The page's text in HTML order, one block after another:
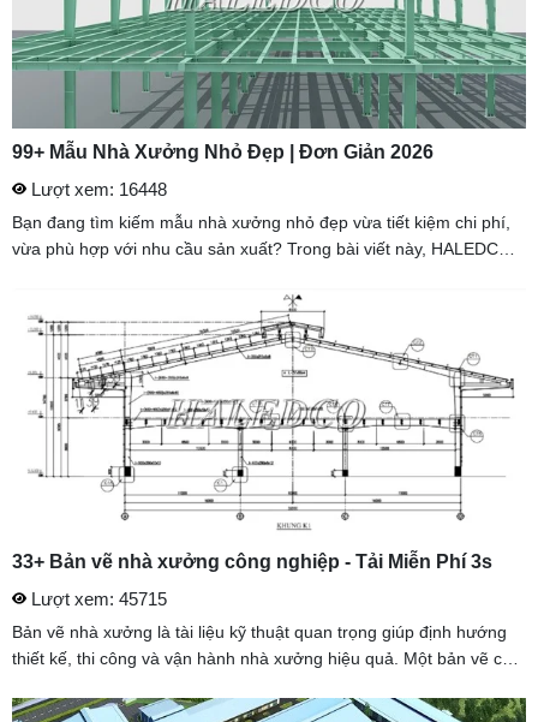
99+ Mẫu Nhà Xưởng Nhỏ Đẹp | Đơn Giản 2026
Lượt xem: 16448
Bạn đang tìm kiếm mẫu nhà xưởng nhỏ đẹp vừa tiết kiệm chi phí,
vừa phù hợp với nhu cầu sản xuất? Trong bài viết này, HALEDCO
33+ Bản vẽ nhà xưởng công nghiệp - Tải Miễn Phí 3s
Lượt xem: 45715
Bản vẽ nhà xưởng là tài liệu kỹ thuật quan trọng giúp định hướng
thiết kế, thi công và vận hành nhà xưởng hiệu quả. Một bản vẽ chi